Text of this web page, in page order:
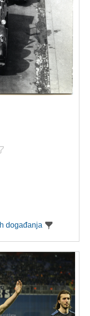
događanja